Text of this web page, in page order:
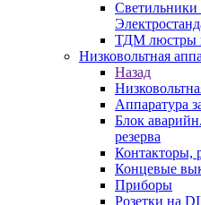
ТДМ люстры
Низковольтная
Назад
Аппаратура
Блок
резерва
Контакторы,
Концевые
Приборы
Розетки на